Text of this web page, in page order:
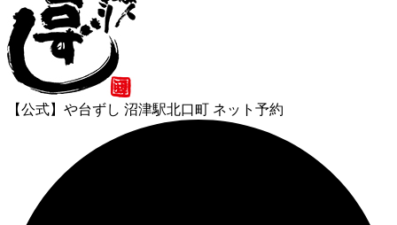
【公式】や台ずし 沼津駅北口町 ネット予約